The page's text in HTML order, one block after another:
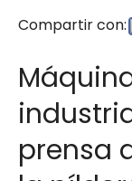
Compartir con:
prensa